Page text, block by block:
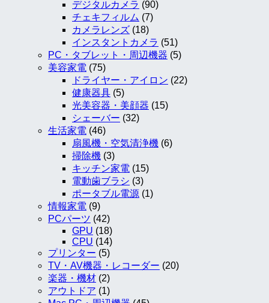
デジタルカメラ (90)
チェキフィルム (7)
カメラレンズ (18)
インスタントカメラ (51)
PC・タブレット・周辺機器 (5)
美容家電 (75)
ドライヤー・アイロン (22)
健康器具 (5)
光美容器・美顔器 (15)
シェーバー (32)
生活家電 (46)
扇風機・空気清浄機 (6)
掃除機 (3)
キッチン家電 (15)
電動歯ブラシ (3)
ポータブル電源 (1)
情報家電 (9)
PCパーツ (42)
GPU (18)
CPU (14)
プリンター (5)
TV・AV機器・レコーダー (20)
楽器・機材 (2)
アウトドア (1)